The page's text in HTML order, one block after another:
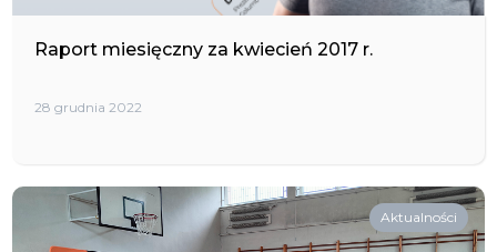
Raport miesięczny za kwiecień 2017 r.
28 grudnia 2022
Aktualności